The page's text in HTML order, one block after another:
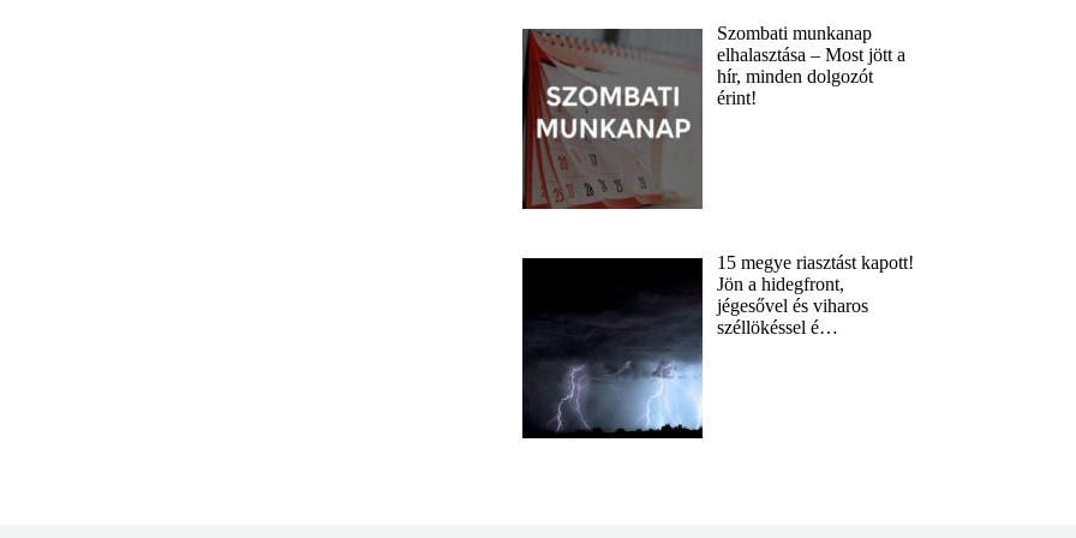
Szombati munkanap
elhalasztása – Most jött a
hír, minden dolgozót
érint!
15 megye riasztást kapott!
Jön a hidegfront,
jégesővel és viharos
széllökéssel é…